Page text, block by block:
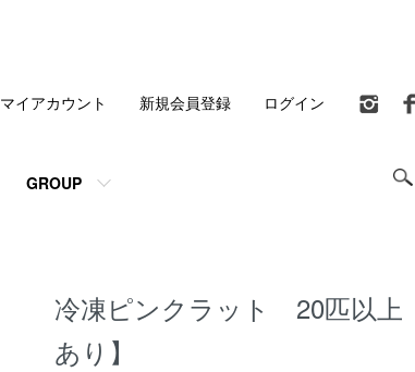
GROUP
マイアカウント 新規会員登録 ログイン
冷凍ピンクラット 20匹以上
あり】